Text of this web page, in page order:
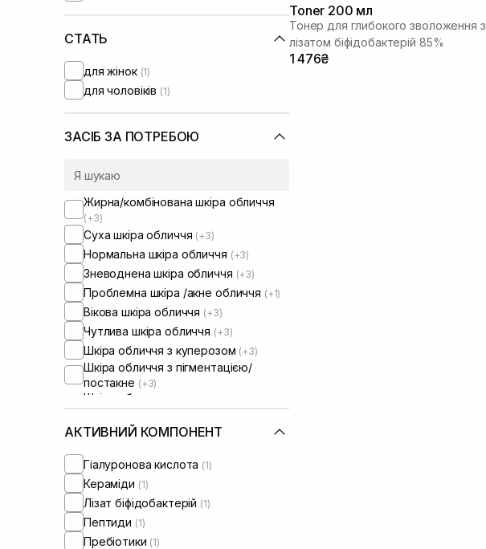
СТАТЬ
для жінок (1)
для чоловіків (1)
ЗАСІБ ЗА ПОТРЕБОЮ
Жирна/комбінована шкіра обличчя
(+3)
Суха шкіра обличчя (+3)
Нормальна шкіра обличчя (+3)
Зневоднена шкіра обличчя (+3)
Проблемна шкіра /акне обличчя (+1)
Вікова шкіра обличчя (+3)
Чутлива шкіра обличчя (+3)
Шкіра обличчя з куперозом (+3)
Шкіра обличчя з пігментацією/
постакне (+3)
Шкіра обличчя з розширеними
порами
Шкіра обличчя з порушеним
Шкіра обличчя з порушеним
мікробіомом
АКТИВНИЙ КОМПОНЕНТ
Гіалуронова кислота (1)
Кераміди (1)
Лізат біфідобактерій (1)
Пептиди (1)
Пребіотики (1)
Toner 200 мл
Тонер для глибокого зволоження з
лізатом біфідобактерій 85%
1 476₴